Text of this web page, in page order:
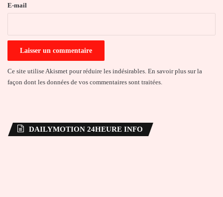
e
E-mail
Ce site utilise Akismet pour réduire les indésirables. En savoir plus sur la
façon dont les données de vos commentaires sont traitées
DAILYMOTION 24HEURE INFO